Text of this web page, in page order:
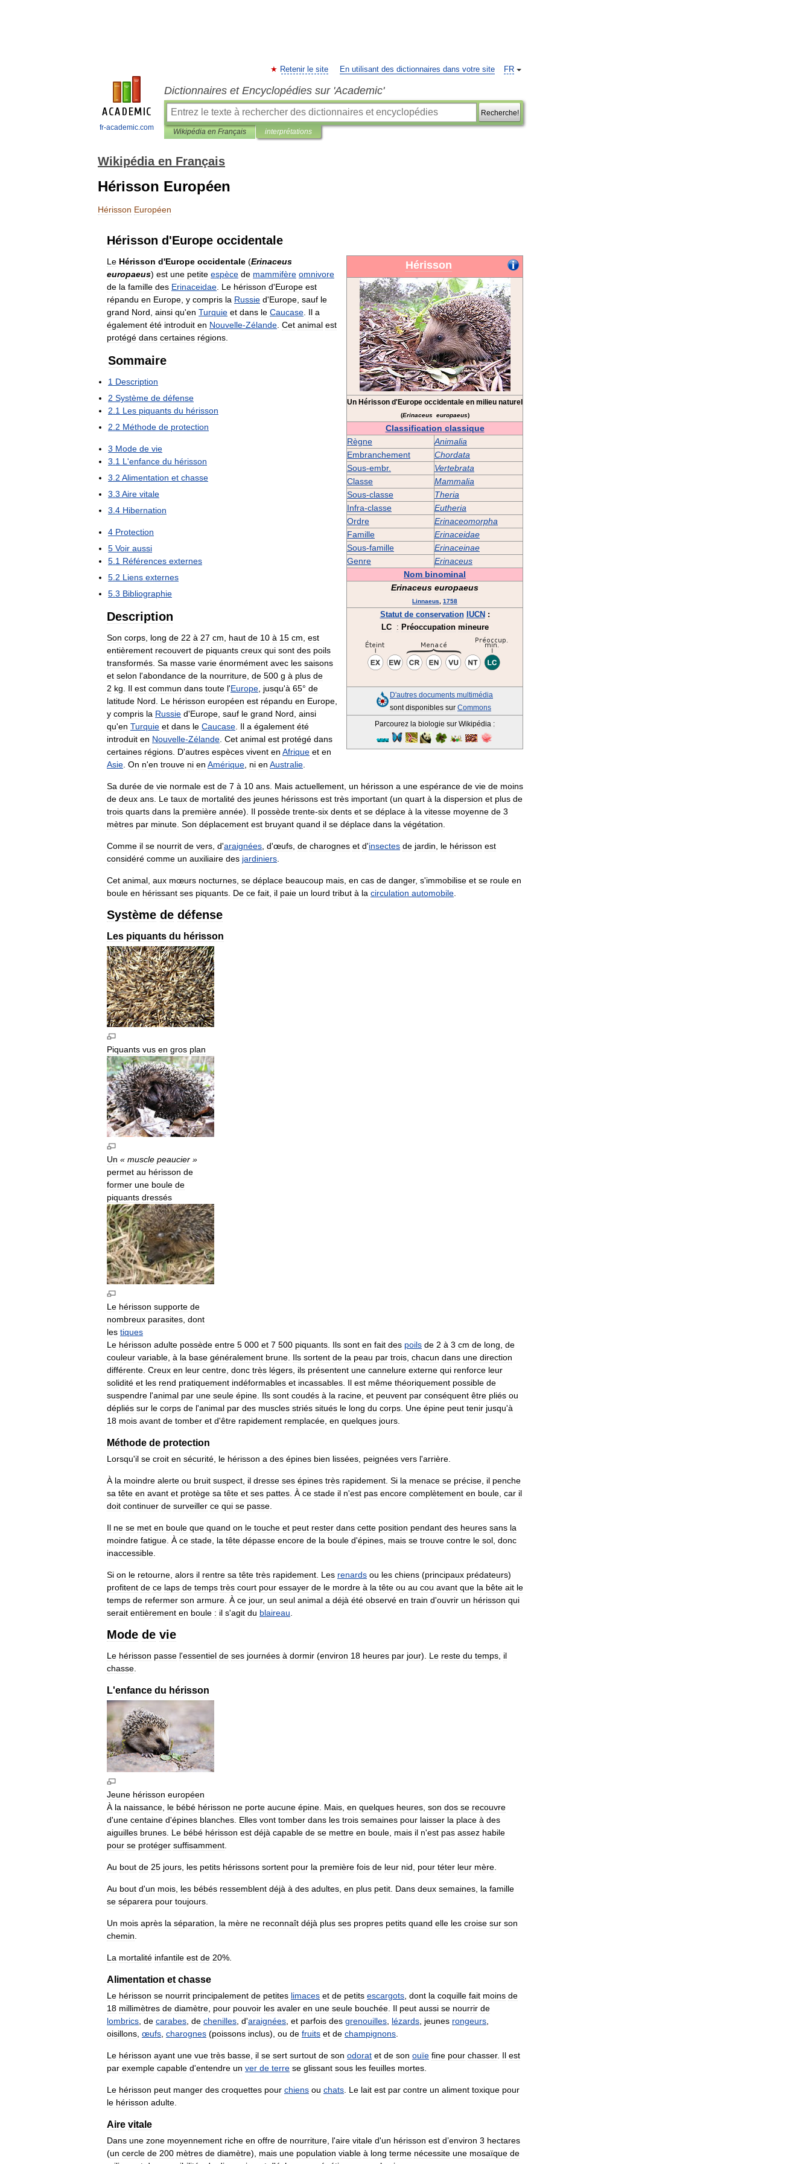
fr-academic.com
FR
Retenir le site En utilisant des dictionnaires dans votre site
Dictionnaires et Encyclopédies sur 'Academic'
Recherche!
Wikipédia en Français interprétations
Wikipédia en Français
Hérisson Européen
Hérisson Européen
Hérisson d'Europe occidentale
Hérisson
Un Hérisson d'Europe occidentale en milieu naturel
(Erinaceus europaeus)
Classification classique
Règne
Animalia
Embranchement
Chordata
Sous-embr.
Vertebrata
Classe
Mammalia
Sous-classe
Theria
Infra-classe
Eutheria
Ordre
Erinaceomorpha
Famille
Erinaceidae
Sous-famille
Erinaceinae
Genre
Erinaceus
Nom binominal
Erinaceus europaeus
Linnaeus 1758
Statut de conservation IUCN :
LC
: Préoccupation mineure
D'autres documents multimédia
sont disponibles sur Commons
Parcourez la biologie sur Wikipédia :
Le Hérisson d'Europe occidentale (Erinaceus
europaeus) est une petite espèce de mammifère omnivore
de la famille des Erinaceidae Le hérisson d'Europe est
répandu en Europe y compris la Russie d'Europe sauf le
grand Nord ainsi qu'en Turquie et dans le Caucase Il a
également été introduit en Nouvelle-Zélande Cet animal est
protégé dans certaines régions
Sommaire
1 Description
2 Système de défense
2 1 Les piquants du hérisson
2 2 Méthode de protection
3 Mode de vie
3 1 L 'enfance du hérisson
3 2 Alimentation et chasse
3 3 Aire vitale
3 4 Hibernation
4 Protection
5 Voir aussi
5 1 Références externes
5 2 Liens externes
5 3 Bibliographie
Description
Son corps long de 22 à 27 cm haut de 10 à 15 cm est
entièrement recouvert de piquants creux qui sont des poils
transformés Sa masse varie énormément avec les saisons
et selon l'abondance de la nourriture de 500 g à plus de
2 kg Il est commun dans toute l'Europe jusqu'à 65° de
latitude Nord Le hérisson européen est répandu en Europe
y compris la Russie d'Europe sauf le grand Nord ainsi
qu'en Turquie et dans le Caucase Il a également été
introduit en Nouvelle-Zélande Cet animal est protégé dans
certaines régions D'autres espèces vivent en Afrique et en
Asie On n'en trouve ni en Amérique ni en Australie
Sa durée de vie normale est de 7 à 10 ans Mais actuellement un hérisson a une espérance de vie de moins
de deux ans Le taux de mortalité des jeunes hérissons est très important (un quart à la dispersion et plus de
trois quarts dans la première année). Il possède trente-six dents et se déplace à la vitesse moyenne de 3
mètres par minute Son déplacement est bruyant quand il se déplace dans la végétation
Comme il se nourrit de vers d'araignées d'œufs de charognes et d'insectes de jardin le hérisson est
considéré comme un auxiliaire des jardiniers
Cet animal aux mœurs nocturnes se déplace beaucoup mais en cas de danger, s'immobilise et se roule en
boule en hérissant ses piquants De ce fait il paie un lourd tribut à la circulation automobile
Système de défense
Les piquants du hérisson
Piquants vus en gros plan
Un « muscle peaucier »
permet au hérisson de
former une boule de
piquants dressés
Le hérisson supporte de
nombreux parasites, dont
les tiques
Le hérisson adulte possède entre 5 000 et 7 500 piquants. Ils sont en fait des poils de 2 à 3 cm de long, de
couleur variable, à la base généralement brune. Ils sortent de la peau par trois, chacun dans une direction
différente. Creux en leur centre, donc très légers, ils présentent une cannelure externe qui renforce leur
solidité et les rend pratiquement indéformables et incassables. Il est même théoriquement possible de
suspendre l'animal par une seule épine. Ils sont coudés à la racine, et peuvent par conséquent être pliés ou
dépliés sur le corps de l'animal par des muscles striés situés le long du corps. Une épine peut tenir jusqu'à
18 mois avant de tomber et d'être rapidement remplacée, en quelques jours.
Méthode de protection
Lorsqu'il se croit en sécurité, le hérisson a des épines bien lissées, peignées vers l'arrière.
À la moindre alerte ou bruit suspect, il dresse ses épines très rapidement. Si la menace se précise, il penche
sa tête en avant et protège sa tête et ses pattes. À ce stade il n'est pas encore complètement en boule, car il
doit continuer de surveiller ce qui se passe.
Il ne se met en boule que quand on le touche et peut rester dans cette position pendant des heures sans la
moindre fatigue. À ce stade, la tête dépasse encore de la boule d'épines, mais se trouve contre le sol, donc
inaccessible.
Si on le retourne, alors il rentre sa tête très rapidement. Les renards ou les chiens (principaux prédateurs)
profitent de ce laps de temps très court pour essayer de le mordre à la tête ou au cou avant que la bête ait le
temps de refermer son armure. À ce jour, un seul animal a déjà été observé en train d'ouvrir un hérisson qui
serait entièrement en boule : il s'agit du blaireau.
Mode de vie
Le hérisson passe l'essentiel de ses journées à dormir (environ 18 heures par jour). Le reste du temps, il
chasse.
L'enfance du hérisson
Jeune hérisson européen
À la naissance, le bébé hérisson ne porte aucune épine. Mais, en quelques heures, son dos se recouvre
d'une centaine d'épines blanches. Elles vont tomber dans les trois semaines pour laisser la place à des
aiguilles brunes. Le bébé hérisson est déjà capable de se mettre en boule, mais il n'est pas assez habile
pour se protéger suffisamment.
Au bout de 25 jours, les petits hérissons sortent pour la première fois de leur nid, pour téter leur mère.
Au bout d'un mois, les bébés ressemblent déjà à des adultes, en plus petit. Dans deux semaines, la famille
se séparera pour toujours.
Un mois après la séparation, la mère ne reconnaît déjà plus ses propres petits quand elle les croise sur son
chemin.
La mortalité infantile est de 20%.
Alimentation et chasse
Le hérisson se nourrit principalement de petites limaces et de petits escargots, dont la coquille fait moins de
18 millimètres de diamètre, pour pouvoir les avaler en une seule bouchée. Il peut aussi se nourrir de
lombrics, de carabes, de chenilles, d'araignées, et parfois des grenouilles, lézards, jeunes rongeurs,
oisillons, œufs, charognes (poissons inclus), ou de fruits et de champignons.
Le hérisson ayant une vue très basse, il se sert surtout de son odorat et de son ouïe fine pour chasser. Il est
par exemple capable d'entendre un ver de terre se glissant sous les feuilles mortes.
Le hérisson peut manger des croquettes pour chiens ou chats. Le lait est par contre un aliment toxique pour
le hérisson adulte.
Aire vitale
Dans une zone moyennement riche en offre de nourriture, l'aire vitale d'un hérisson est d’environ 3 hectares
(un cercle de 200 mètres de diamètre), mais une population viable à long terme nécessite une mosaïque de